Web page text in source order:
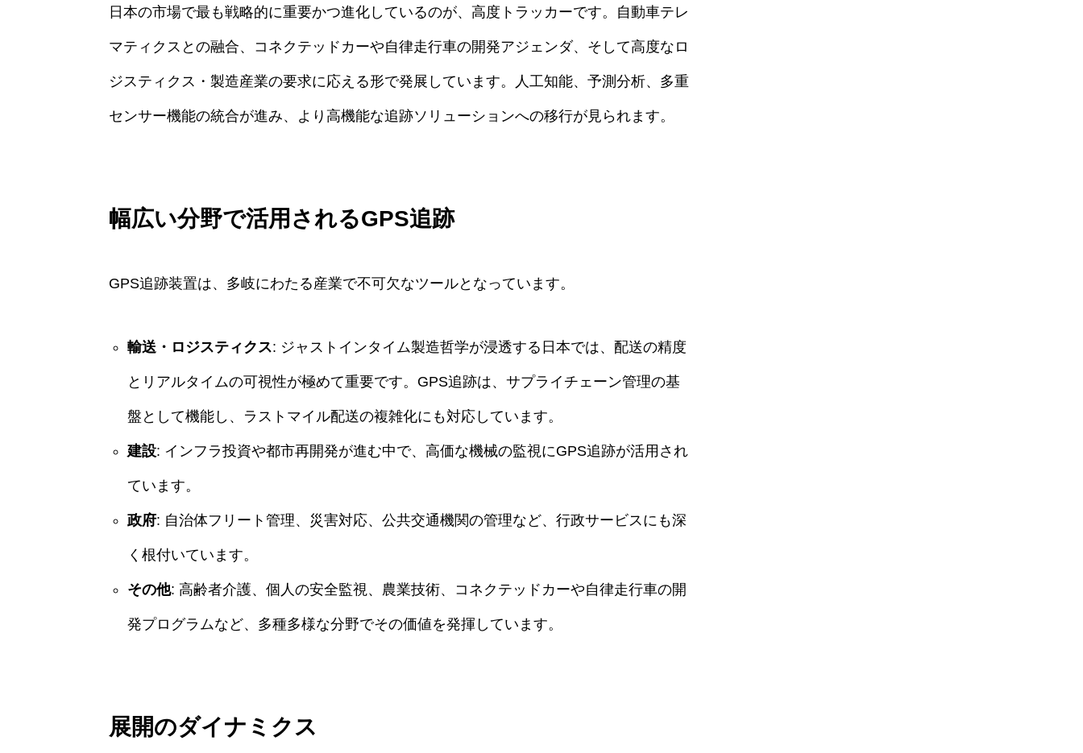
日本の市場で最も戦略的に重要かつ進化しているのが、高度トラッカーです。自動車テレ
マティクスとの融合、コネクテッドカーや自律走行車の開発アジェンダ、そして高度なロ
ジスティクス・製造産業の要求に応える形で発展しています。人工知能、予測分析、多重
センサー機能の統合が進み、より高機能な追跡ソリューションへの移行が見られます。
幅広い分野で活用されるGPS追跡
GPS追跡装置は、多岐にわたる産業で不可欠なツールとなっています。
輸送・ロジスティクス: ジャストインタイム製造哲学が浸透する日本では、配送の精度
とリアルタイムの可視性が極めて重要です。GPS追跡は、サプライチェーン管理の基
盤として機能し、ラストマイル配送の複雑化にも対応しています。
建設: インフラ投資や都市再開発が進む中で、高価な機械の監視にGPS追跡が活用され
ています。
政府: 自治体フリート管理、災害対応、公共交通機関の管理など、行政サービスにも深
く根付いています。
その他: 高齢者介護、個人の安全監視、農業技術、コネクテッドカーや自律走行車の開
発プログラムなど、多種多様な分野でその価値を発揮しています。
展開のダイナミクス